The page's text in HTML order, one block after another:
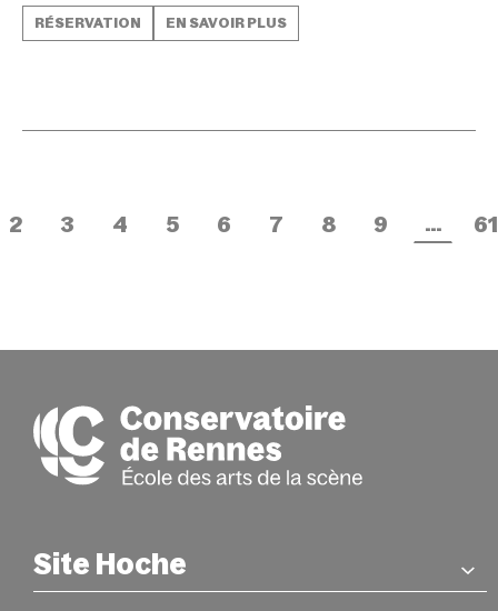
RÉSERVATION EN SAVOIR PLUS
2 3 4 5 6 7 8 9 … 61
Site Hoche